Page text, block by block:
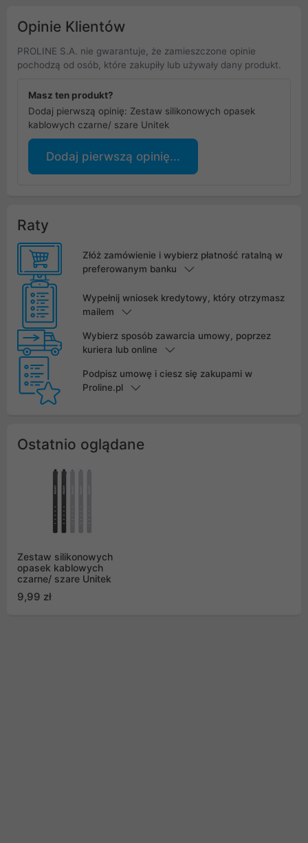
Opinie Klientów
PROLINE S.A. nie gwarantuje, że zamieszczone opinie
pochodzą od osób, które zakupiły lub używały dany produkt.
Masz ten produkt?
Dodaj pierwszą opinię: Zestaw silikonowych opasek
kablowych czarne/ szare Unitek
Dodaj pierwszą opinię...
Raty
Złóż zamówienie i wybierz płatność ratalną w
preferowanym banku
Wypełnij wniosek kredytowy, który otrzymasz
mailem
Wybierz sposób zawarcia umowy, poprzez
kuriera lub online
Podpisz umowę i ciesz się zakupami w
Proline.pl
Ostatnio oglądane
Zestaw silikonowych
opasek kablowych
czarne/ szare Unitek
9,99 zł